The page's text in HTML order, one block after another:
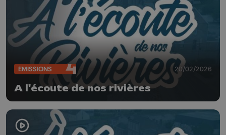
ÉMISSIONS 20/02/2026
A l'écoute de nos rivières